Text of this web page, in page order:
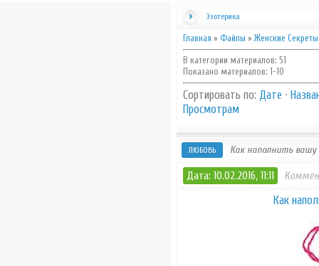
Эзотерика
Главная » Файлы »Женские Секреты
В категории материалов: 51
Показано материалов: 1-10
Сортировать по: Дате·
Просмотрам
ЛЮБОВЬ Как наполнить вашу
Дата: 10.02.2016, 11:11
Как